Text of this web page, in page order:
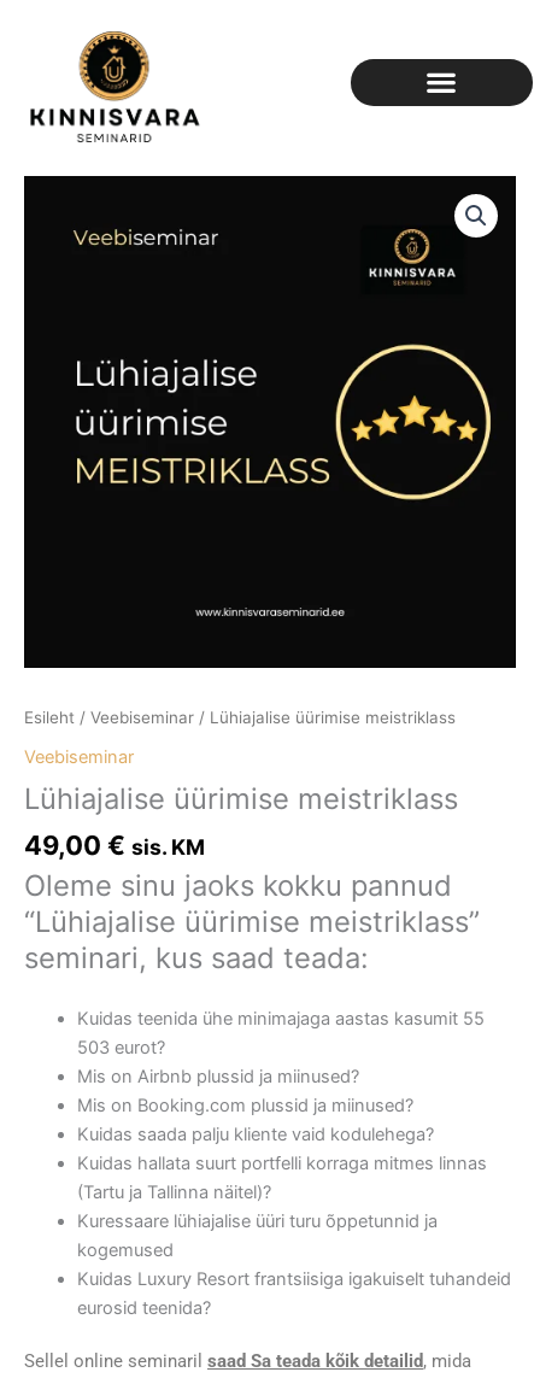
Esileht / Veebiseminar / Lühiajalise üürimise meistriklass
Veebiseminar
Lühiajalise üürimise meistriklass
49,00 € sis. KM
Oleme sinu jaoks kokku pannud
“Lühiajalise üürimise meistriklass”
seminari, kus saad teada:
Kuidas teenida ühe minimajaga aastas kasumit 55
503 eurot?
Mis on Airbnb plussid ja miinused?
Mis on Booking.com plussid ja miinused?
Kuidas saada palju kliente vaid kodulehega?
Kuidas hallata suurt portfelli korraga mitmes linnas
(Tartu ja Tallinna näitel)?
Kuressaare lühiajalise üüri turu õppetunnid ja
kogemused
Kuidas Luxury Resort frantsiisiga igakuiselt tuhandeid
eurosid teenida?
Sellel online seminaril saad Sa teada kõik detailid, mida
meistriklass